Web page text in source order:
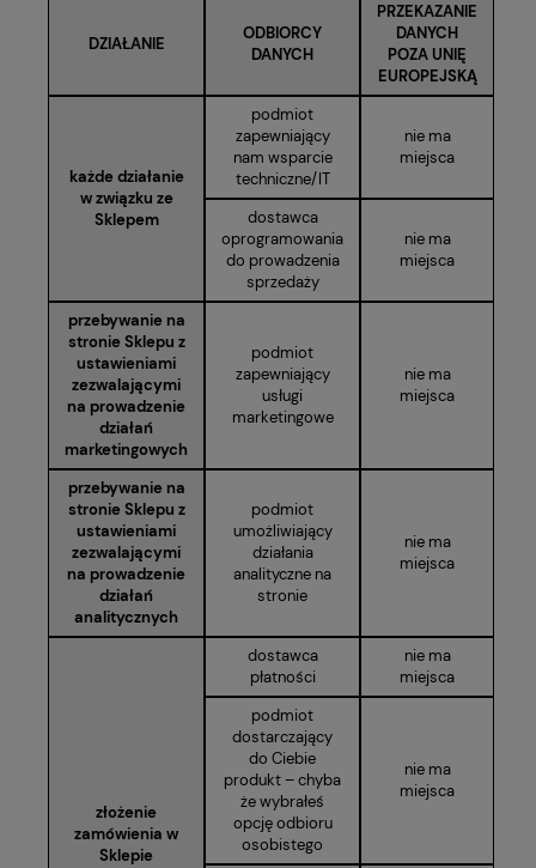
DZIAŁANIE
ODBIORCY
DANYCH
PRZEKAZANIE
DANYCH
POZA UNIĘ
EUROPEJSKĄ
każde działanie
w związku ze
Sklepem
podmiot
zapewniający
nam wsparcie
techniczne/IT
nie ma
miejsca
dostawca
oprogramowania
do prowadzenia
sprzedaży
nie ma
miejsca
przebywanie na
stronie Sklepu z
ustawieniami
zezwalającymi
na prowadzenie
działań
marketingowych
podmiot
zapewniający
usługi
marketingowe
nie ma
miejsca
przebywanie na
stronie Sklepu z
ustawieniami
zezwalającymi
na prowadzenie
działań
analitycznych
podmiot
umożliwiający
działania
analityczne na
stronie
nie ma
miejsca
złożenie
zamówienia w
Sklepie
dostawca
płatności
nie ma
miejsca
podmiot
dostarczający
do Ciebie
produkt – chyba
że wybrałeś
opcję odbioru
osobistego
nie ma
miejsca